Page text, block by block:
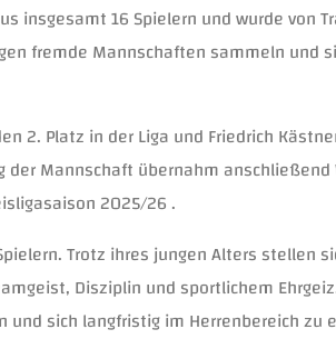
insgesamt 16 Spielern und wurde von
fremde Mannschaften sammeln und
2. Platz in der Liga und Friedrich
Mannschaft übernahm
2025/26 .
Trotz ihres jungen Alters stellen
Disziplin und sportlichem
sich langfristig im Herrenbereich zu